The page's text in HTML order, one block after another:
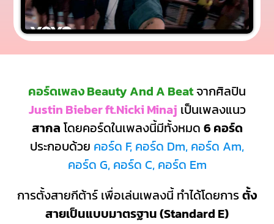
คอร์ดเพลง Beauty And A Beatจากศิลปิน
Justin Bieber ft.Nicki Minaj เป็นเพลงแนว
สากล โดยคอร์ดในเพลงนี้มีทั้งหมด 6 คอร์ด
ประกอบด้วย คอร์ด F, คอร์ด Dm, คอร์ด Am,
คอร์ด G, คอร์ด C, คอร์ด Em
การตั้งสายกีต้าร์ เพื่อเล่นเพลงนี้ ทำได้โดยการตั้ง
สายเป็นแบบมาตรฐาน (Standard E)